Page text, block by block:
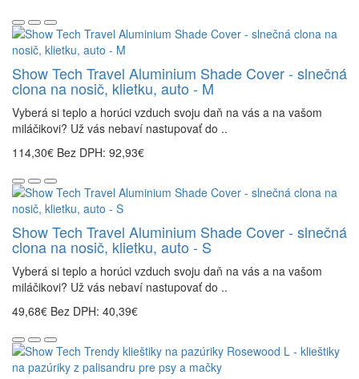
Show Tech Travel Aluminium Shade Cover - slnečná
clona na nosič, klietku, auto - M
Vyberá si teplo a horúci vzduch svoju daň na vás a na vašom
miláčikovi? Už vás nebaví nastupovať do ..
114,30€ Bez DPH: 92,93€
Show Tech Travel Aluminium Shade Cover - slnečná
clona na nosič, klietku, auto - S
Vyberá si teplo a horúci vzduch svoju daň na vás a na vašom
miláčikovi? Už vás nebaví nastupovať do ..
49,68€ Bez DPH: 40,39€